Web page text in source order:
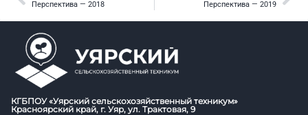
Перспектива — 2018 Перспектива — 2019
КГБПОУ «Уярский сельскохозяйственный техникум»
Красноярский край, г. Уяр, ул. Трактовая, 9